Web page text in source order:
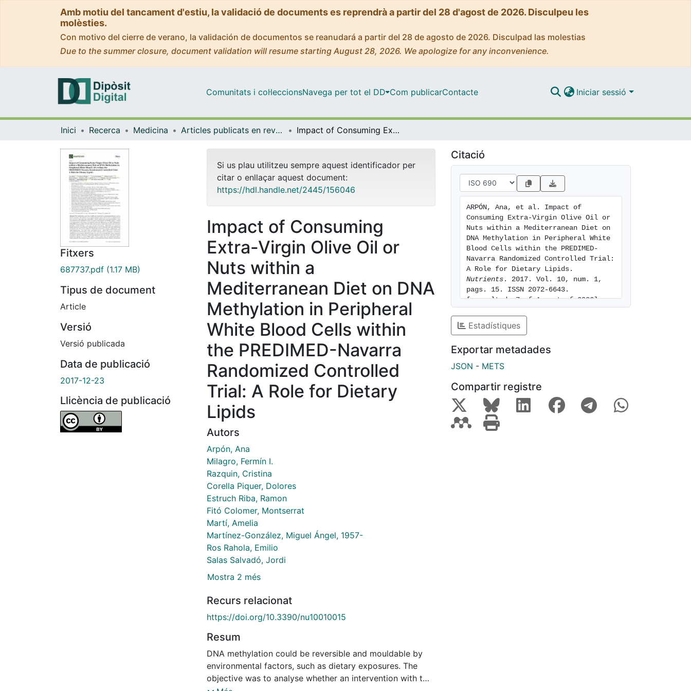
Amb motiu del tancament d'estiu, la validació de documents es reprendrà a partir del 28 d'agost de 2026. Disculpeu les
molèsties.
Con motivo del cierre de verano, la validación de documentos se reanudará a partir del 28 de agosto de 2026. Disculpad las molestias
Due to the summer closure, document validation will resume starting August 28, 2026. We apologize for any inconvenience.
Comunitats i col·leccionsNavega per tot el DD Com publicarContacte Iniciar sessió
Inici Recerca Medicina Articles publicats en revistes (Medicina) Impact of Consuming Extra-Virgin Olive Oil or Nuts within a Mediterranean Diet on DNA Methylation in Peripheral White Blood Cells within the PREDIMED-Navarra Randomized Controlled Trial: A Role for Dietary Lipids
Fitxers
687737.pdf (1.17 MB)
Tipus de document
Article
Versió
Versió publicada
Data de publicació
2017-12-23
Llicència de publicació
Si us plau utilitzeu sempre aquest identificador per
citar o enllaçar aquest document:
https://hdl.handle.net/2445/156046
Impact of Consuming
Extra-Virgin Olive Oil or
Nuts within a
Mediterranean Diet on DNA
Methylation in Peripheral
White Blood Cells within
the PREDIMED-Navarra
Randomized Controlled
Trial: A Role for Dietary
Lipids
Autors
Arpón, Ana
Milagro, Fermín I.
Razquin, Cristina
Corella Piquer, Dolores
Estruch Riba, Ramon
Fitó Colomer, Montserrat
Martí, Amelia
Martínez-González, Miguel Ángel, 1957-
Ros Rahola, Emilio
Salas Salvadó, Jordi
Mostra 2 més
Recurs relacionat
https://doi.org/10.3390/nu10010015
Resum
DNA methylation could be reversible and mouldable by
environmental factors, such as dietary exposures. The
objective was to analyse whether an intervention with two
Citació
ARPÓN, Ana, et al. Impact of
Consuming Extra-Virgin Olive Oil or
Nuts within a Mediterranean Diet on
DNA Methylation in Peripheral White
Blood Cells within the PREDIMED-
Navarra Randomized Controlled Trial:
Nutrients . 2017. Vol. 10, num. 1,
pags. 15. ISSN 2072-6643.
[consulted: 7 of August of 2026].
https://hdl.handle.net/2445/156046
Estadístiques
Exportar metadades
JSON - METS
Compartir registre